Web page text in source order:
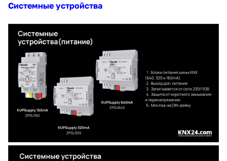
Системные устройства